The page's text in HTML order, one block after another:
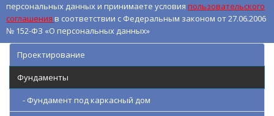
персональных данных и принимаете условия пользовательского
соглашения в соответствии с Федеральным законом от 27.06.2006
№ 152-ФЗ «О персональных данных»
Проектирование
Фундаменты
- Фундамент под каркасный дом